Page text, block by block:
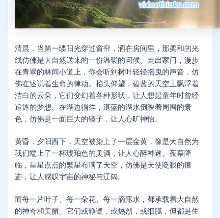
清晨，当第一缕阳光穿过窗帘，洒在房间里，那柔和的光
线仿佛是大自然送来的一份温暖的问候。走出家门，漫步
在青翠的林间小道上，你会听到树叶轻轻摇曳的声音，仿
佛在述说着生命的律动。抬头仰望，碧蓝的天空上飘浮着
洁白的云朵，它们变幻着各种形状，让人想起童年时曾经
追逐的梦想。在湖边徜徉，湛蓝的湖水倒映着周围的景
色，仿佛是一面巨大的镜子，让人心旷神怡。
黄昏，夕阳西下，天空被染上了一层金黄，像是大自然为
我们端上了一杯琥珀色的美酒，让人心醉神迷。夜幕降
临，星星点点的繁星布满了天空，仿佛是天使眨眼的痕
迹，让人感叹宇宙的神秘与辽阔。
而每一片叶子、每一朵花、每一滴露水，都承载着大自然
的神奇和美丽。它们或静谧，或热烈，或细腻，但都是生